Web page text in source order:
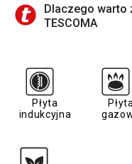
Dlaczego warto
TESCOMA
Płyta
indukcyjna
Płyta